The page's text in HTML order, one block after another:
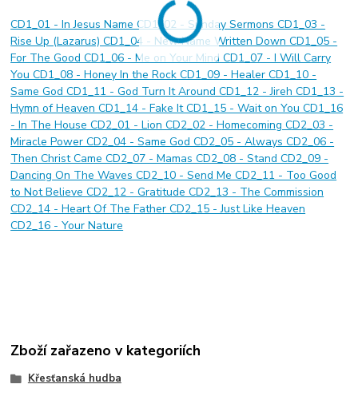
CD1_01 - In Jesus Name CD1_02 - Sunday Sermons CD1_03 -
Rise Up (Lazarus) CD1_04 - New Name Written Down CD1_05 -
For The Good CD1_06 - Me on Your Mind CD1_07 - I Will Carry
You CD1_08 - Honey In the Rock CD1_09 - Healer CD1_10 -
Same God CD1_11 - God Turn It Around CD1_12 - Jireh CD1_13 -
Hymn of Heaven CD1_14 - Fake It CD1_15 - Wait on You CD1_16
- In The House CD2_01 - Lion CD2_02 - Homecoming CD2_03 -
Miracle Power CD2_04 - Same God CD2_05 - Always CD2_06 -
Then Christ Came CD2_07 - Mamas CD2_08 - Stand CD2_09 -
Dancing On The Waves CD2_10 - Send Me CD2_11 - Too Good
to Not Believe CD2_12 - Gratitude CD2_13 - The Commission
CD2_14 - Heart Of The Father CD2_15 - Just Like Heaven
CD2_16 - Your Nature
Zboží zařazeno v kategoriích
Křesťanská hudba